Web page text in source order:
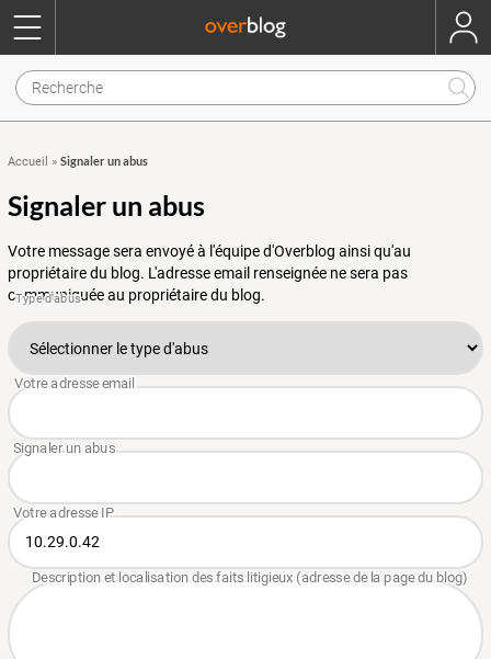
Accueil » Signaler un abus
Signaler un abus
Votre message sera envoyé à l'équipe d'Overblog ainsi qu'au
propriétaire du blog. L'adresse email renseignée ne sera pas
communiquée au propriétaire du blog.